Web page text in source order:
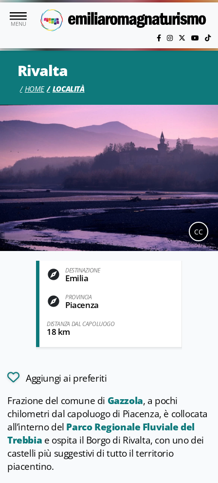
Vai al contenuto principale
MENU
Rivalta
HOME LOCALITÀ
CC
DESTINAZIONE
Emilia
PROVINCIA
Piacenza
DISTANZA DAL CAPOLUOGO
18 km
Aggiungi ai preferiti
Frazione del comune di Gazzola, a pochi
chilometri dal capoluogo di Piacenza, è collocata
all’interno del Parco Regionale Fluviale del
Trebbia e ospita il Borgo di Rivalta, con uno dei
castelli più suggestivi di tutto il territorio
piacentino.